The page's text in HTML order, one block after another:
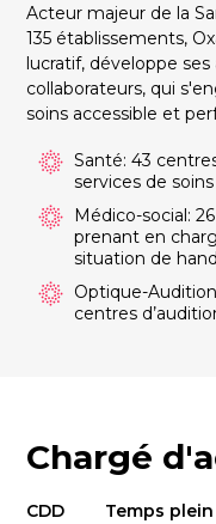
Acteur majeur de la
135 établissements,
lucratif, développe
collaborateurs, qui
soins accessible et
Santé: 43
services de
Médico-social:
prenant en
situation de
Optique-
centres
Chargé
CDD Temps plein